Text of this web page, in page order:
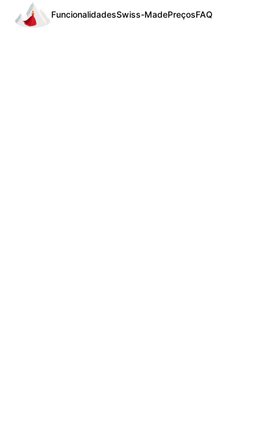
FuncionalidadesSwiss-MadePreçosFAQ